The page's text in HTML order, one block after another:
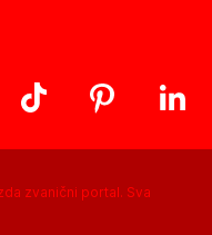
zvanični portal. Sva